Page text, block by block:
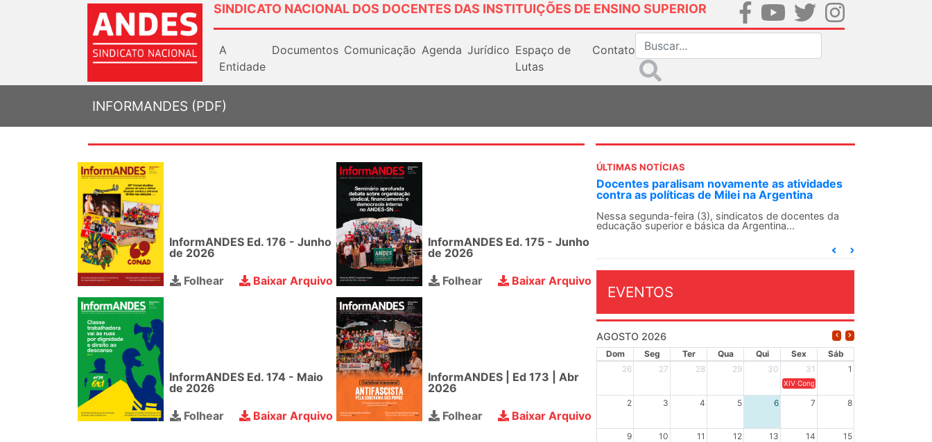
SINDICATO NACIONAL DOS DOCENTES DAS INSTITUIÇÕES DE ENSINO SUPERIOR
A
Entidade
Documentos Comunicação Agenda Jurídico Espaço de
Lutas
Contato
INFORMANDES (PDF)
InformANDES Ed. 176 - Junho
de 2026
Folhear
Baixar Arquivo
InformANDES Ed. 175 - Junho
de 2026
Folhear
Baixar Arquivo
InformANDES Ed. 174 - Maio
de 2026
Folhear
Baixar Arquivo
InformANDES | Ed 173 | Abr
2026
Folhear
Baixar Arquivo
ÚLTIMAS NOTÍCIAS
Docentes paralisam novamente as atividades
contra as políticas de Milei na Argentina
Nessa segunda-feira (3), sindicatos de docentes da
educação superior e básica da Argentina...
EVENTOS
AGOSTO 2026
Dom Seg Ter Qua Qui Sex
Sáb
26
27 28 29 30 31 1
XIV Congresso Brasileiro de
2 3 4 5 6 7 8
9 10 11 12 13 14 15